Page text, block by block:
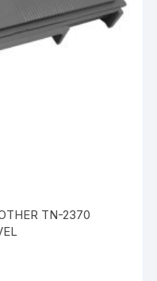
TN-2370